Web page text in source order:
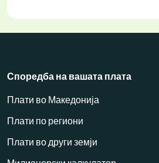
Споредба на вашата плата
Плати во Македонија
Плати по региони
Плати во други земји